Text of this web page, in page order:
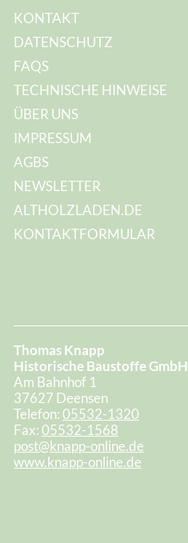
KONTAKT
DATENSCHUTZ
FAQS
TECHNISCHE HINWEISE
ÜBER UNS
IMPRESSUM
AGBS
NEWSLETTER
ALTHOLZLADEN.DE
KONTAKTFORMULAR
Thomas Knapp
Historische Baustoffe GmbH
Am Bahnhof 1
37627 Deensen
Telefon:05532-1320
Fax:05532-1568
post@knapp-online.de
www.knapp-online.de